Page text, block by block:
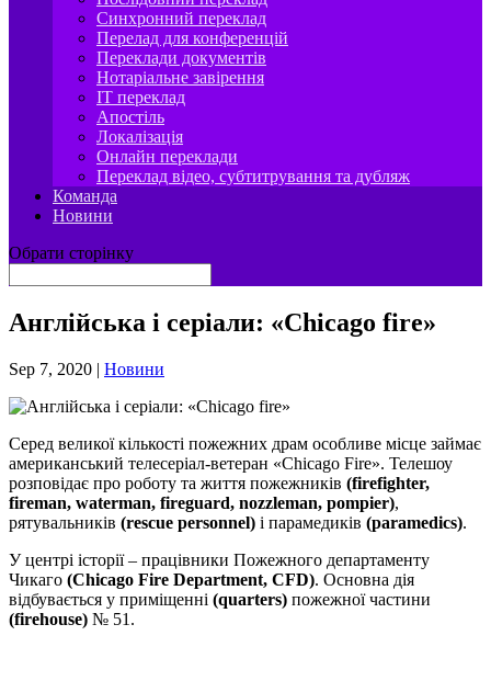
Синхронний переклад
Перелад для конференцій
Переклади документів
Нотаріальне завірення
IT переклад
Апостіль
Локалізація
Онлайн переклади
Переклад відео, субтитрування та дубляж
Команда
Новини
Обрати сторінку
Англійська і серіали: «Chicago fire»
Sep 7, 2020 | Новини
Серед великої кількості пожежних драм особливе місце займає
американський телесеріал-ветеран «Chicago Fire». Телешоу
розповідає про роботу та життя пожежників (firefighter,
fireman, waterman, fireguard, nozzleman, pompier),
рятувальників (rescue personnel) і парамедиків (paramedics).
У центрі історії – працівники Пожежного департаменту
Чикаго (Chicago Fire Department, CFD). Основна дія
відбувається у приміщенні (quarters) пожежної частини
(firehouse) № 51.